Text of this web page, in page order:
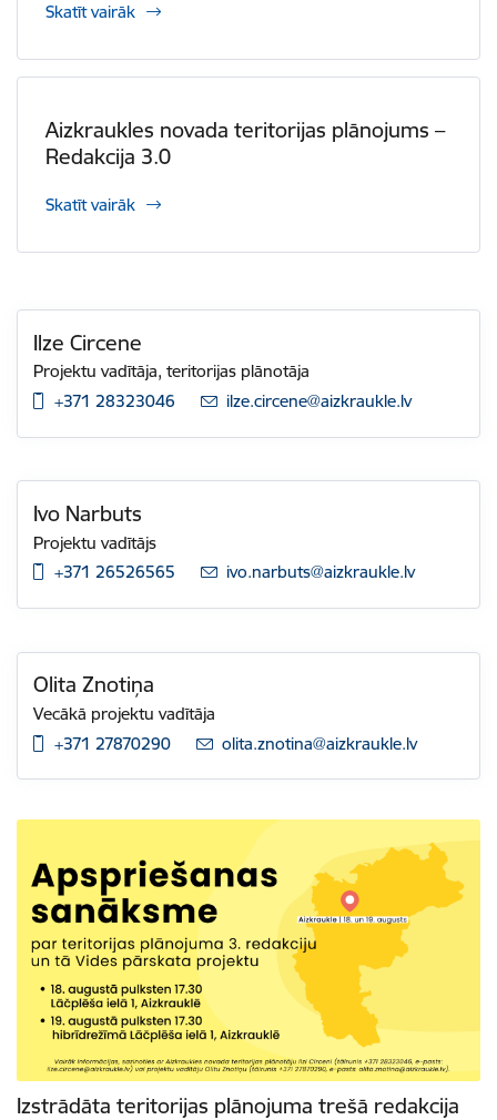
Skatīt vairāk
Aizkraukles novada teritorijas plānojums –
Redakcija 3.0
Skatīt vairāk
Ilze Circene
Projektu vadītāja, teritorijas plānotāja
+371 28323046
E-pasts:
ilze.circene@aizkraukle.lv
Ivo Narbuts
Projektu vadītājs
+371 26526565
E-pasts:
ivo.narbuts@aizkraukle.lv
Olita Znotiņa
Vecākā projektu vadītāja
+371 27870290
E-pasts:
olita.znotina@aizkraukle.lv
Izstrādāta teritorijas plānojuma trešā redakcija